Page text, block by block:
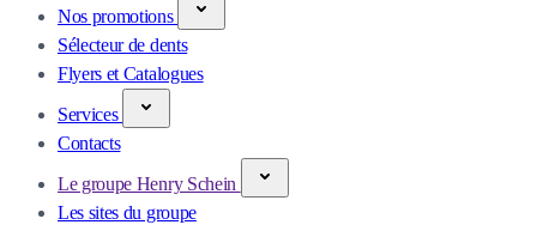
Nos promotions
Sélecteur de dents
Flyers et Catalogues
Services
Contacts
Le groupe Henry Schein
Les sites du groupe